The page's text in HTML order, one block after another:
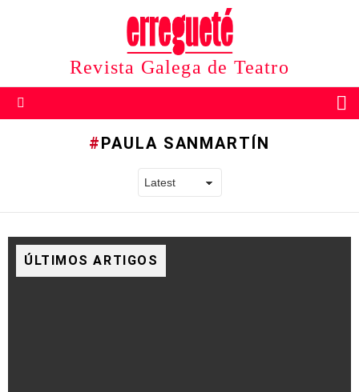
Revista Galega de Teatro
PAULA SANMARTÍN
ÚLTIMOS ARTIGOS